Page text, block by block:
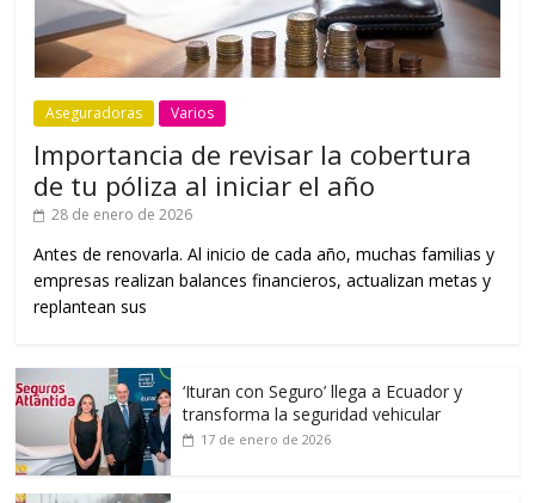
Aseguradoras Varios
Importancia de revisar la cobertura
de tu póliza al iniciar el año
28 de enero de 2026
Antes de renovarla. Al inicio de cada año, muchas familias y
empresas realizan balances financieros, actualizan metas y
replantean sus
‘Ituran con Seguro’ llega a Ecuador y
transforma la seguridad vehicular
17 de enero de 2026